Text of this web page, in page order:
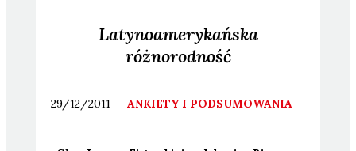
Latynoamerykańska
różnorodność
29/12/2011 ANKIETY I PODSUMOWANIA